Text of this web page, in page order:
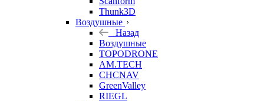
Thunk3D
Воздушные
Назад
Воздушные
TOPODRONE
AM.TECH
CHCNAV
GreenValley
RIEGL